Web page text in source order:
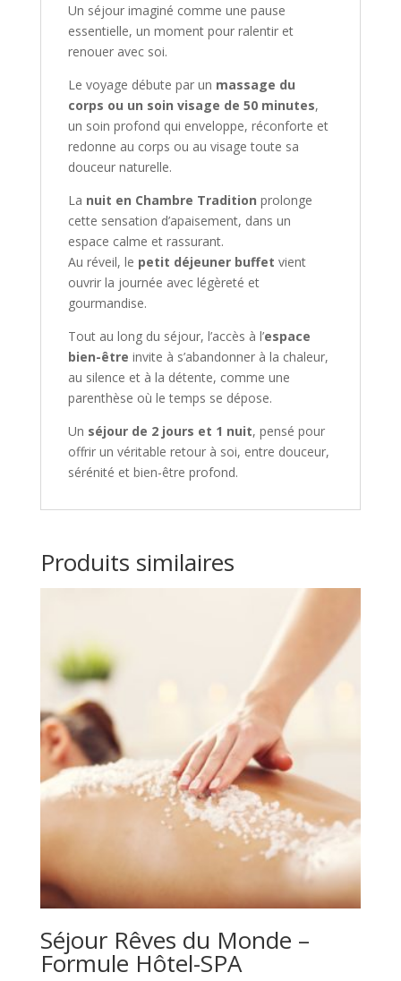
Un séjour imaginé comme une pause
essentielle, un moment pour ralentir et
renouer avec soi.
Le voyage débute par un massage du
corps ou un soin visage de 50 minutes,
un soin profond qui enveloppe, réconforte et
redonne au corps ou au visage toute sa
douceur naturelle.
La nuit en Chambre Tradition prolonge
cette sensation d’apaisement, dans un
espace calme et rassurant.
Au réveil, le petit déjeuner buffet vient
ouvrir la journée avec légèreté et
gourmandise.
Tout au long du séjour, l’accès à l’espace
bien-être invite à s’abandonner à la chaleur,
au silence et à la détente, comme une
parenthèse où le temps se dépose.
Un séjour de 2 jours et 1 nuit, pensé pour
offrir un véritable retour à soi, entre douceur,
sérénité et bien-être profond.
Produits similaires
Séjour Rêves du Monde –
Formule Hôtel-SPA